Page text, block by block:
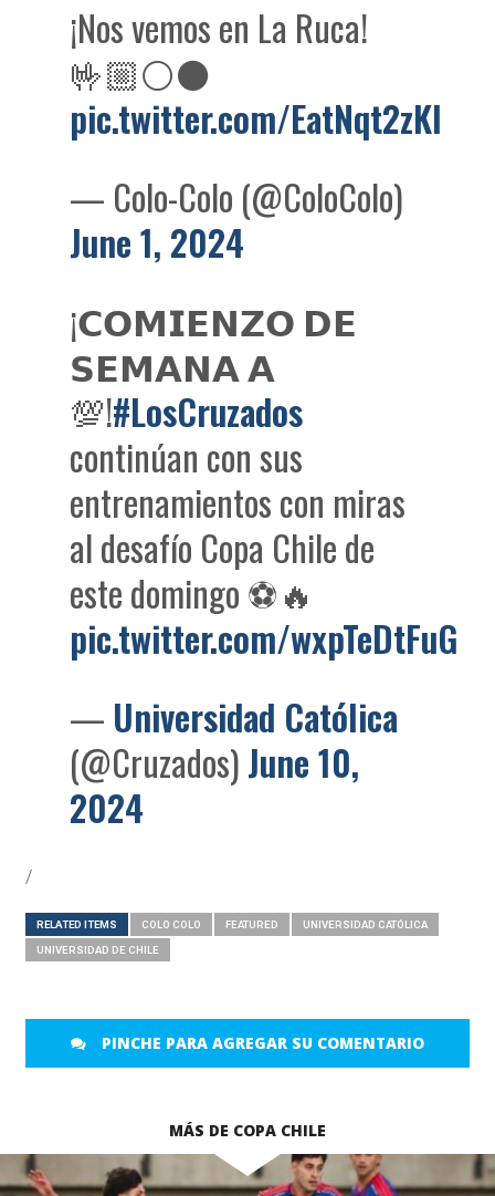
¡Nos vemos en La Ruca!
🤟🏼⚪️⚫️
pic.twitter.com/EatNqt2zKl
— Colo-Colo (@ColoColo)
June 1, 2024
¡𝗖𝗢𝗠𝗜𝗘𝗡𝗭𝗢 𝗗𝗘
𝗦𝗘𝗠𝗔𝗡𝗔 𝗔
💯!#LosCruzados
continúan con sus
entrenamientos con miras
al desafío Copa Chile de
este domingo ⚽🔥
pic.twitter.com/wxpTeDtFuG
— Universidad Católica
(@Cruzados)June 10,
2024
/
RELATED ITEMS COLO COLO FEATURED UNIVERSIDAD CATÓLICA
UNIVERSIDAD DE CHILE
PINCHE PARA AGREGAR SU COMENTARIO
MÁS DE COPA CHILE